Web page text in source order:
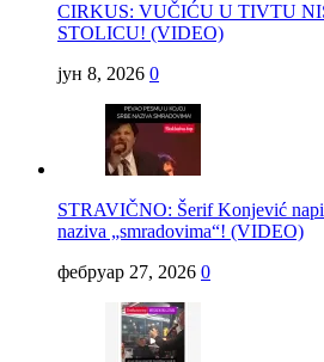
CIRKUS: VUČIĆU U TIVTU
STOLICU! (VIDEO)
јун 8, 2026 0
STRAVIČNO: Šerif Konjević
naziva „smradovima“! (VIDEO)
фебруар 27, 2026 0